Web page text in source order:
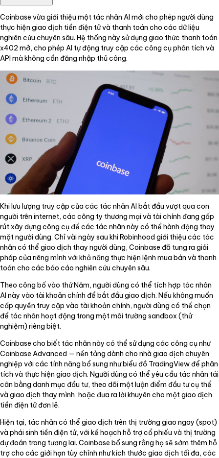
Coinbase vừa giới thiệu một tác nhân AI mới cho phép người dùng
thực hiện giao dịch tiền điện tử và thanh toán cho các dữ liệu
nghiên cứu chuyên sâu. Hệ thống này sử dụng giao thức thanh toán
x402 mở, cho phép AI tự động truy cập các công cụ phân tích và
API mà không cần đăng nhập thủ công.
Khi lưu lượng truy cập của các tác nhân AI bắt đầu vượt qua con
người trên internet, các công ty thương mại và tài chính đang gấp
rút xây dựng công cụ để các tác nhân này có thể hành động thay
mặt người dùng. Chỉ vài ngày sau khi Robinhood giới thiệu các tác
nhân có thể giao dịch thay người dùng, Coinbase đã tung ra giải
pháp của riêng mình với khả năng thực hiện lệnh mua bán và thanh
toán cho các báo cáo nghiên cứu chuyên sâu.
Theo công bố vào thứ Năm, người dùng có thể tích hợp tác nhân
AI này vào tài khoản chính để bắt đầu giao dịch. Nếu không muốn
cấp quyền truy cập vào tài khoản chính, người dùng có thể chọn
để tác nhân hoạt động trong một môi trường sandbox (thử
nghiệm) riêng biệt.
Coinbase cho biết tác nhân này có thể sử dụng các công cụ như
Coinbase Advanced — nền tảng dành cho nhà giao dịch chuyên
nghiệp với các tính năng bổ sung như biểu đồ TradingView để phân
tích và thực hiện giao dịch. Người dùng có thể yêu cầu tác nhân tái
cân bằng danh mục đầu tư, theo dõi một luận điểm đầu tư cụ thể
và giao dịch thay mình, hoặc đưa ra lời khuyên cho một giao dịch
tiền điện tử đơn lẻ.
Hiện tại, tác nhân có thể giao dịch trên thị trường giao ngay (spot)
và phái sinh tiền điện tử, với kế hoạch hỗ trợ cổ phiếu và thị trường
dự đoán trong tương lai. Coinbase bổ sung rằng họ sẽ sớm thêm hỗ
trợ cho các giới hạn tùy chỉnh như kích thước giao dịch tối đa, các